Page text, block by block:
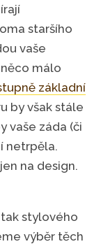
staršího
vaše
málo
základní
by však stále
vaše záda (či
netrpěla.
na design.
stylového
výběr těch